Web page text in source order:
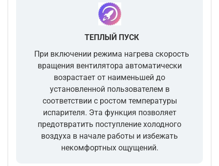
ТЕПЛЫЙ ПУСК
При включении режима нагрева скорость
вращения вентилятора автоматически
возрастает от наименьшей до
установленной пользователем в
соответствии с ростом температуры
испарителя. Эта функция позволяет
предотвратить поступление холодного
воздуха в начале работы и избежать
некомфортных ощущений.